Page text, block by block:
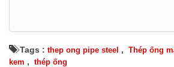
Tags : thep ong pipe steel , Thép ống
kem , thép ống